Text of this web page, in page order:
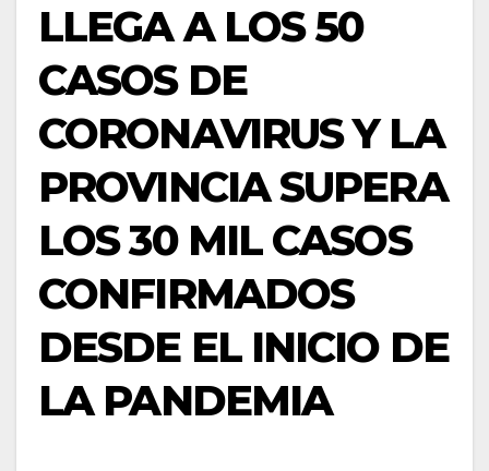
LLEGA A LOS 50
CASOS DE
CORONAVIRUS Y LA
PROVINCIA SUPERA
LOS 30 MIL CASOS
CONFIRMADOS
DESDE EL INICIO DE
LA PANDEMIA